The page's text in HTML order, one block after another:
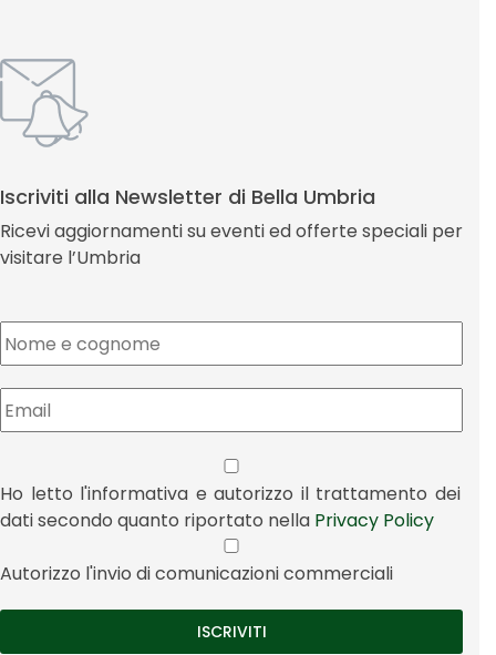
Iscriviti alla Newsletter di Bella Umbria
Ricevi aggiornamenti su eventi ed offerte speciali per
visitare l’Umbria
Ho letto l'informativa e autorizzo il trattamento dei
dati secondo quanto riportato nella Privacy Policy
Autorizzo l'invio di comunicazioni commerciali